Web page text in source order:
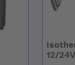
12/24V